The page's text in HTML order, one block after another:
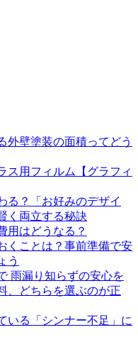
外壁塗装の面積ってどう
ス用フィルム【グラフィ
る？「お好みのデザイ
く両立する秘訣
用はどうなる？
くことは？事前準備で安
う
雨漏り知らずの安心を
、どちらを選ぶのが正
いる「シンナー不足」に